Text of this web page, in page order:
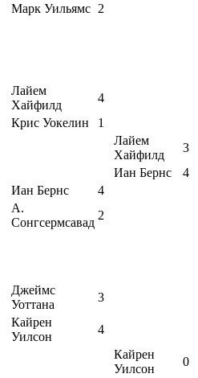
Марк Уильямс 2
Лайем
Хайфилд
4
Крис Уокелин
1
Лайем
Хайфилд
3
Иан Бернс
4
Иан Бернс
4
А.
Сонгсермсавад
2
Джеймс
Уоттана
3
Кайрен
Уилсон
4
Кайрен
Уилсон
0